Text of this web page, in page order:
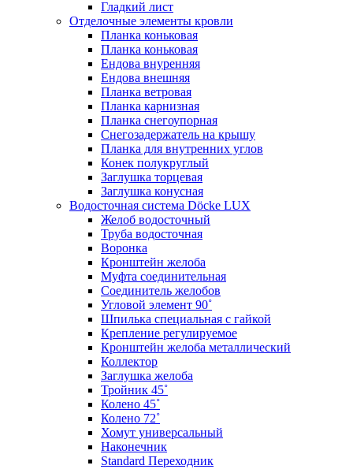
Гладкий лист
Отделочные элементы кровли
Планка коньковая
Планка коньковая
Ендова внуренняя
Ендова внешняя
Планка ветровая
Планка карнизная
Планка снегоупорная
Снегозадержатель на крышу
Планка для внутренних углов
Конек полукруглый
Заглушка торцевая
Заглушка конусная
Водосточная система Döcke LUX
Желоб водосточный
Труба водосточная
Воронка
Кронштейн желоба
Муфта соединительная
Соединитель желобов
Угловой элемент 90˚
Шпилька специальная с гайкой
Крепление регулируемое
Кронштейн желоба металлический
Коллектор
Заглушка желоба
Тройник 45˚
Колено 45˚
Колено 72˚
Хомут универсальный
Наконечник
Standard Переходник